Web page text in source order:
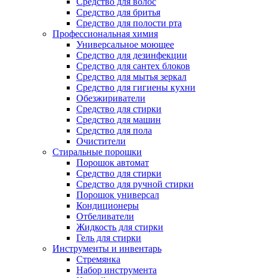
Средство для бритья
Средство для полости рта
Профессиональная химия
Универсальное моющее
Средство для дезинфекции
Средство для сантех блоков
Средство для мытья зеркал
Средство для гигиены кухни
Обезжириватели
Средство для стирки
Средство для машин
Средство для пола
Очистители
Стиральные порошки
Порошок автомат
Средство для стирки
Средство для ручной стирки
Порошок универсал
Кондиционеры
Отбеливатели
Жидкость для стирки
Гель для стирки
Инструменты и инвентарь
Стремянка
Набор инструмента